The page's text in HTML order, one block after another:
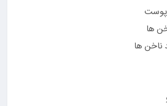
پوست
ها
ناخن ها